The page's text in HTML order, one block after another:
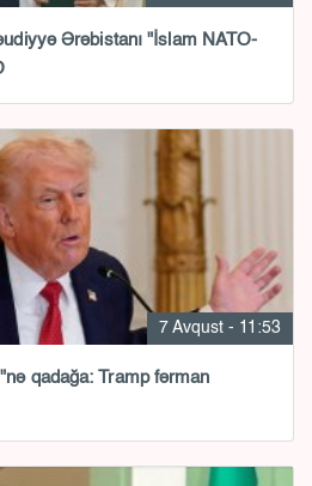
Ərəbistanı "İslam NATO-
7 Avqust - 11:53
qadağa: Tramp fərman